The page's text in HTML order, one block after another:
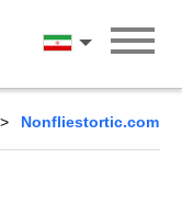
فارسی
Nonfliestortic.com